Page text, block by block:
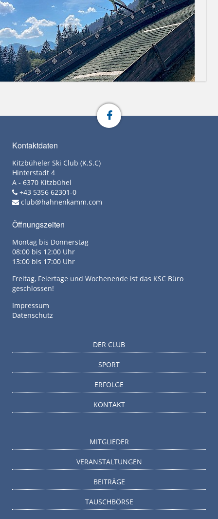
Kontaktdaten
Kitzbüheler Ski Club (K.S.C)
Hinterstadt 4
A - 6370 Kitzbühel
+43 5356 62301-0
club@hahnenkamm.com
Öffnungszeiten
Montag bis Donnerstag
08:00 bis 12:00 Uhr
13:00 bis 17:00 Uhr
Freitag, Feiertage und Wochenende ist das KSC Büro
geschlossen!
Impressum
Datenschutz
DER CLUB
SPORT
ERFOLGE
KONTAKT
MITGLIEDER
VERANSTALTUNGEN
BEITRÄGE
TAUSCHBÖRSE